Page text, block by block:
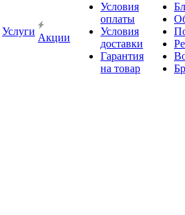
Услуги
Акции
Условия
оплаты
Условия
доставки
Гарантия
на товар